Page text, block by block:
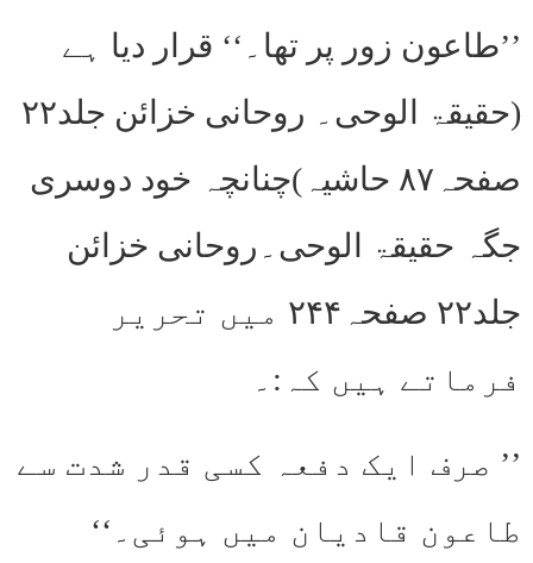
’’طاعون زور پر تھا۔‘‘ قرار دیا ہے
(حقیقۃ الوحی۔ روحانی خزائن جلد۲۲
صفحہ۸۷ حاشیہ)چنانچہ خود دوسری
جگہ حقیقۃ الوحی۔روحانی خزائن
جلد۲۲ صفحہ۲۴۴ میں تحریر
فرماتے ہیں کہ:۔
’’ صرف ایک دفعہ کسی قدر شدت سے
طاعون قادیان میں ہوئی۔‘‘